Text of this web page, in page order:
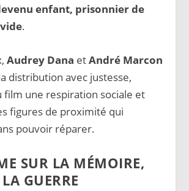
enfant, prisonnier de
.
Audrey Dana etAndré Marcon
distribution avec justesse,
film une respiration sociale et
figures de proximité qui
pouvoir réparer.
SUR LA MÉMOIRE,
GUERRE